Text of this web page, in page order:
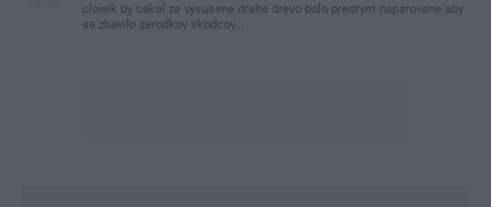
clovek by cakal ze vysusene drahe drevo bolo predtym naparovane aby
sa zbavilo zarodkov skodcov...